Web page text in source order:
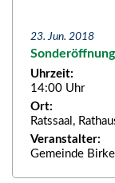
23. Jun. 2018
Uhrzeit:
14:00 Uhr
Ort:
Ratssaal,
Veranstalter:
Gemeinde